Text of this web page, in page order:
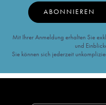
ABONNIEREN
Mit Ihrer Anmeldung erhalten Sie
und
Sie können sich jederzeit